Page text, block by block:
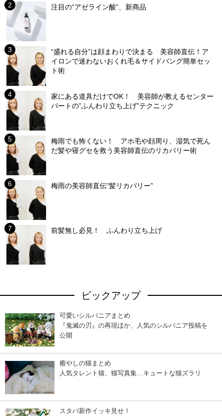
注目の“アゼライン酸”、新商品
“盛れる自分”は顔まわりで決まる 美容師直伝！ア
イロンで迷わないおくれ毛＆サイドバング簡単セッ
ト術
家にある道具だけでOK！ 美容師が教えるセンター
パートの”ふんわり立ち上げ”テクニック
梅雨でも怖くない！ アホ毛や顔周り、湿気で死ん
だ髪や寝グセを救う美容師直伝のリカバリー術
梅雨の美容師直伝”髪リカバリー”
前髪無し必見！ ふんわり立ち上げ
ピックアップ
可愛いシルバニアまとめ
『鬼滅の刃』の再現ほか、人気のシルバニア投稿を
公開
癒やしの猫まとめ
人気タレント猫、猫写真集…キュートな猫ズラリ
スタバ新作イッキ見せ！